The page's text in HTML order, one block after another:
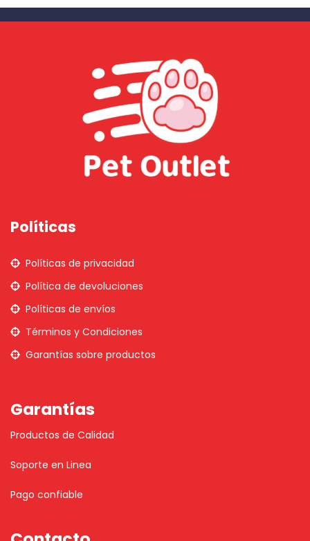
Políticas
Políticas de privacidad
Política de devoluciones
Políticas de envíos
Términos y Condiciones
Garantías sobre productos
Garantías
Productos de Calidad
Soporte en Linea
Pago confiable